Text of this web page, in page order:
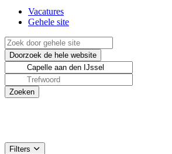
Vacatures
Gehele site
Filters